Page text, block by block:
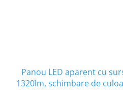
Panou LED aparent cu
1320lm, schimbare de